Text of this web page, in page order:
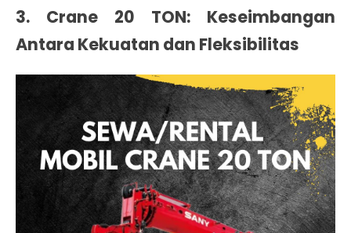
3. Crane 20 TON: Keseimbangan
Antara Kekuatan dan Fleksibilitas